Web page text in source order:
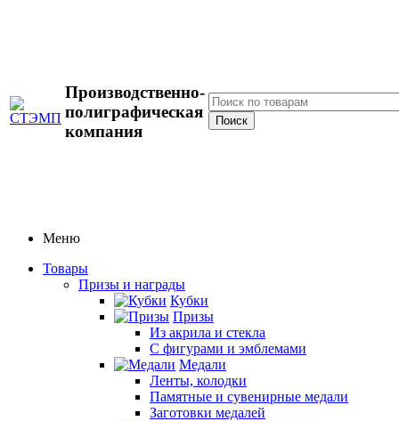
Производственно-
полиграфическая
компания
Меню
Товары
Призы и награды
Кубки
Призы
Из акрила и стекла
С фигурами и эмблемами
Медали
Ленты, колодки
Памятные и сувенирные медали
Заготовки медалей